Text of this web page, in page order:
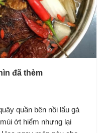
đã thèm
quần bên nồi lẩu gà
ớt hiểm nhưng lại